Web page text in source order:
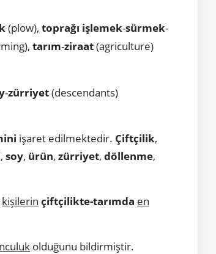
(plow), toprağı işlemek-sürmek-
tarım-ziraat(agriculture)
-zürriyet(descendants)
işaret edilmektedir. Çiftçilik,
, soy, ürün, zürriyet, döllenme,
kişilerin çiftçilikte-tarımda en
olduğunu bildirmiştir.